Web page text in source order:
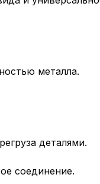
металла.
деталями.
соединение.